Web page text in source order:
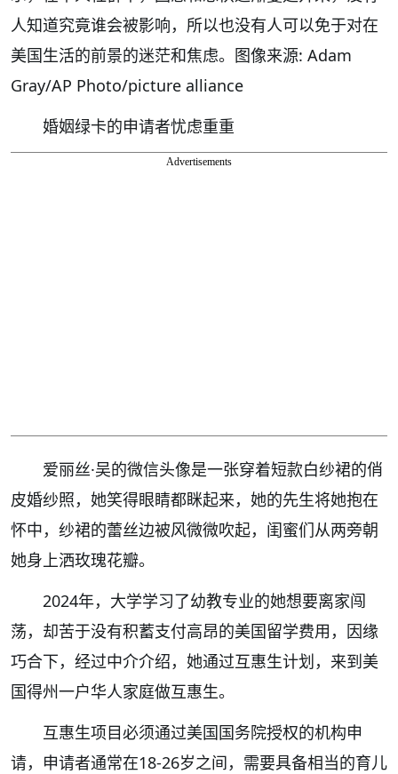
人知道究竟谁会被影响，所以也没有人可以免于对在
美国生活的前景的迷茫和焦虑。图像来源: Adam
Gray/AP Photo/picture alliance
婚姻绿卡的申请者忧虑重重
Advertisements
爱丽丝·吴的微信头像是一张穿着短款白纱裙的俏
皮婚纱照，她笑得眼睛都眯起来，她的先生将她抱在
怀中，纱裙的蕾丝边被风微微吹起，闺蜜们从两旁朝
她身上洒玫瑰花瓣。
2024年，大学学习了幼教专业的她想要离家闯
荡，却苦于没有积蓄支付高昂的美国留学费用，因缘
巧合下，经过中介介绍，她通过互惠生计划，来到美
国得州一户华人家庭做互惠生。
互惠生项目必须通过美国国务院授权的机构申
请，申请者通常在18-26岁之间，需要具备相当的育儿